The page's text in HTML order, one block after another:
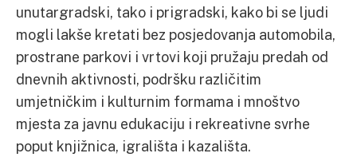
unutargradski, tako i prigradski, kako bi se ljudi
mogli lakše kretati bez posjedovanja automobila,
prostrane parkovi i vrtovi koji pružaju predah od
dnevnih aktivnosti, podršku različitim
umjetničkim i kulturnim formama i mnoštvo
mjesta za javnu edukaciju i rekreativne svrhe
poput knjižnica, igrališta i kazališta.